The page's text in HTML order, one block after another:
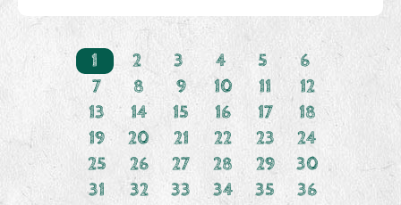
1 2 3 4 5
6
7
8 9 10 11
12
13
14 15 16 17
18
19
20 21 22 23
24
25
26 27 28 29
30
31
32 33 34 35
36